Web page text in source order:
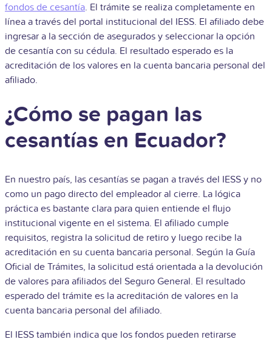
fondos de cesantía. El trámite se realiza completamente en
línea a través del portal institucional del IESS. El afiliado debe
ingresar a la sección de asegurados y seleccionar la opción
de cesantía con su cédula. El resultado esperado es la
acreditación de los valores en la cuenta bancaria personal del
afiliado.
¿Cómo se pagan las
cesantías en Ecuador?
En nuestro país, las cesantías se pagan a través del IESS y no
como un pago directo del empleador al cierre. La lógica
práctica es bastante clara para quien entiende el flujo
institucional vigente en el sistema. El afiliado cumple
requisitos, registra la solicitud de retiro y luego recibe la
acreditación en su cuenta bancaria personal. Según la Guía
Oficial de Trámites, la solicitud está orientada a la devolución
de valores para afiliados del Seguro General. El resultado
esperado del trámite es la acreditación de valores en la
cuenta bancaria personal del afiliado.
El IESS también indica que los fondos pueden retirarse